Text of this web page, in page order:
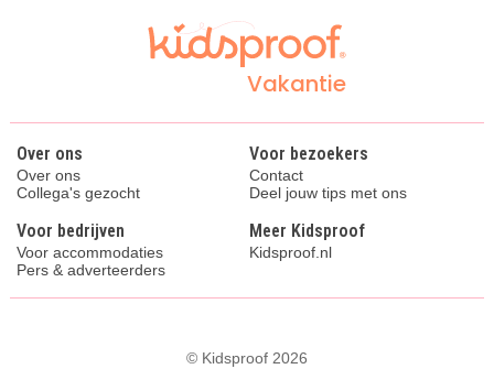
Vakantie
Over ons
Over ons
Collega's gezocht
Voor bezoekers
Contact
Deel jouw tips met ons
Voor bedrijven
Voor accommodaties
Pers & adverteerders
Meer Kidsproof
Kidsproof.nl
© Kidsproof 2026